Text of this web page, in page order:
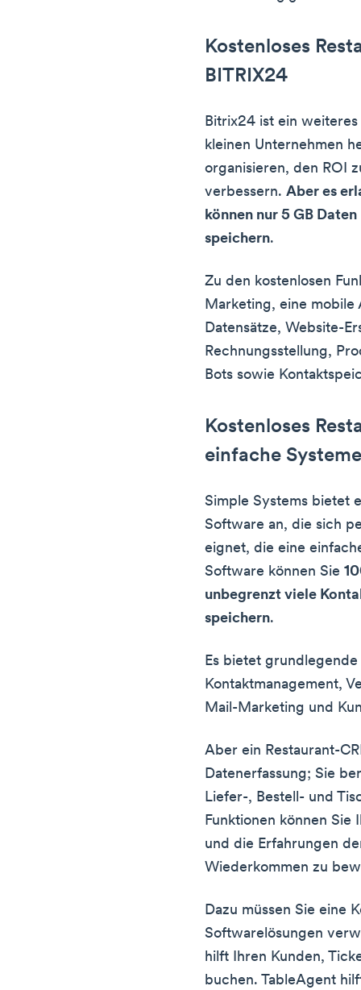
Kostenloses
BITRIX24
Bitrix24 ist ein weiteres
kleinen Unternehmen
organisieren, den ROI
verbessern.Aber es
können nur 5 GB
speichern.
Zu den kostenlosen
Marketing, eine
Datensätze, Website-
Rechnungsstellung,
Bots sowie
Kostenloses
einfache
Simple Systems bietet
Software an, die sich
eignet, die eine
Software können Sie
unbegrenzt viele
speichern.
Es bietet
Kontaktmanagement,
Mail-Marketing und
Aber ein Restaurant-
Datenerfassung; Sie
Liefer-, Bestell- und
Funktionen können Sie
und die Erfahrungen
Wiederkommen zu
Dazu müssen Sie eine
Softwarelösungen
hilft Ihren Kunden,
buchen. TableAgent